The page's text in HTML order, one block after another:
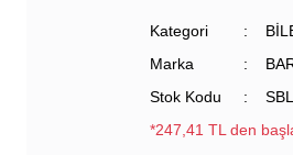
Kategori
Marka
Stok Kodu
*247,41 TL den